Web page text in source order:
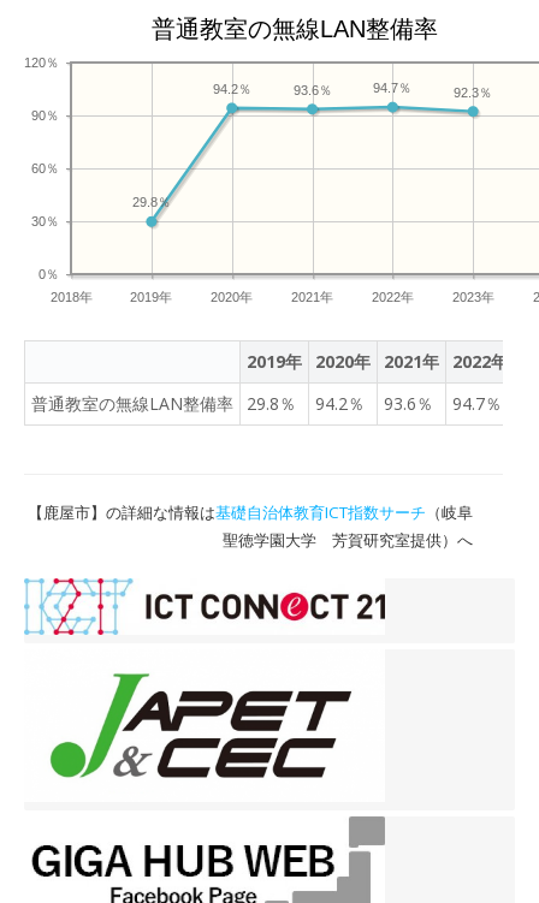
いたという。「その光景
に、本校のICT化の遅れを
痛感しました。私は当時、
まだ副事務長でしたが、し
ICT化を進めていくべく、
決めました」と前田氏は当
屋中央高校にはWi-Fiが完備
されているほか、教員には
ている。勤怠管理ツール
や、教員間の伝達が行える
チャットツールなども導入
したICT整備の中で、特に
特長的といえるのが大型提
示装置の整備だ。鹿屋中央
ィングボード「All in One
教室に導入している。前田
氏は「3〜4年ほどかけて段
階的に整備を進め、現在は
約30台を運用しています。
ェクターを共有して使って
いましたが、教材を投映す
普通教室の無線LAN整備率
2018年 2019年 2020年 2021年 2022年 2023年
0％
30％
60％
90％
120％
92.3％
94.7％
93.6％
94.2％
29.8％
2019年 2020年 2021年 2022年
普通教室の無線LAN整備率
29.8％ 94.2％ 93.6％ 94.7％
【鹿屋市】の詳細な情報は基礎自治体教育ICT指数サーチ （岐阜
聖徳学園大学 芳賀研究室提供）へ